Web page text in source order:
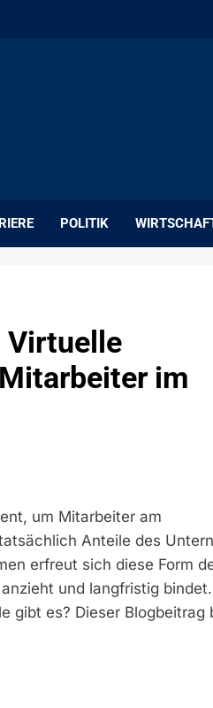
POLITIK
Virtuelle
im
um Mitarbeiter am
Anteile des
erfreut sich diese Form
und langfristig
gibt es? Dieser Blogbeitrag